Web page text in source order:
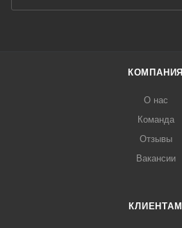
КОМПАНИЯ
О нас
Команда
Отзывы
Вакансии
КЛИЕНТАМ